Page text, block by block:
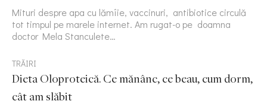
Mituri despre apa cu lămîie, vaccinuri, antibiotice circulă
tot timpul pe marele internet. Am rugat-o pe doamna
doctor Mela Stanculete…
TRĂIRI
Dieta Oloproteică. Ce mănânc, ce beau, cum dorm,
cât am slăbit